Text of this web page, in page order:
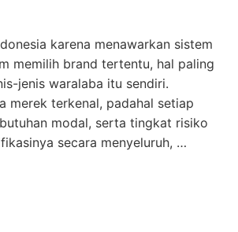
karena menawarkan sistem
memilih brand tertentu, hal paling
jenis waralaba itu sendiri.
merek terkenal, padahal setiap
modal, serta tingkat risiko
secara menyeluruh, …